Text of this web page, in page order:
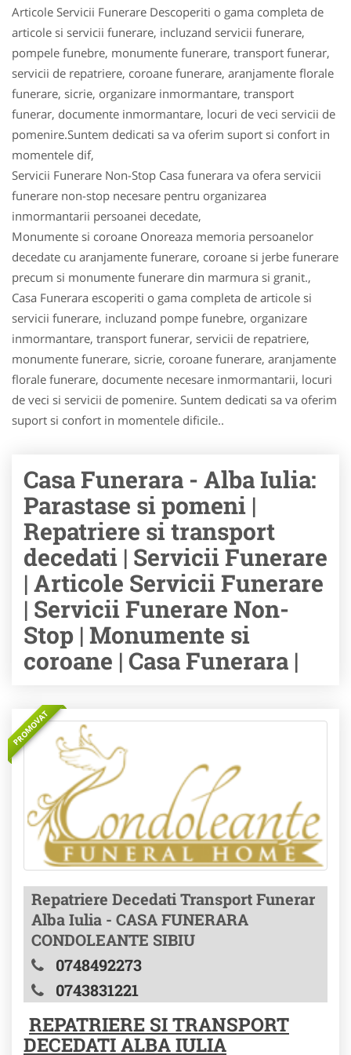
Articole Servicii Funerare Descoperiti o gama completa de
articole si servicii funerare, incluzand servicii funerare,
pompele funebre, monumente funerare, transport funerar,
servicii de repatriere, coroane funerare, aranjamente florale
funerare, sicrie, organizare inmormantare, transport
funerar, documente inmormantare, locuri de veci servicii de
pomenire.Suntem dedicati sa va oferim suport si confort in
momentele dif,
Servicii Funerare Non-Stop Casa funerara va ofera servicii
funerare non-stop necesare pentru organizarea
inmormantarii persoanei decedate,
Monumente si coroane Onoreaza memoria persoanelor
decedate cu aranjamente funerare, coroane si jerbe funerare
precum si monumente funerare din marmura si granit.,
Casa Funerara escoperiti o gama completa de articole si
servicii funerare, incluzand pompe funebre, organizare
inmormantare, transport funerar, servicii de repatriere,
monumente funerare, sicrie, coroane funerare, aranjamente
florale funerare, documente necesare inmormantarii, locuri
de veci si servicii de pomenire. Suntem dedicati sa va oferim
suport si confort in momentele dificile..
Casa Funerara - Alba Iulia:
Parastase si pomeni |
Repatriere si transport
decedati | Servicii Funerare
| Articole Servicii Funerare
| Servicii Funerare Non-
Stop | Monumente si
coroane | Casa Funerara |
PROMOVAT
Repatriere Decedati Transport Funerar
Alba Iulia - CASA FUNERARA
CONDOLEANTE SIBIU
0748492273
0743831221
REPATRIERE SI TRANSPORT
DECEDATI ALBA IULIA